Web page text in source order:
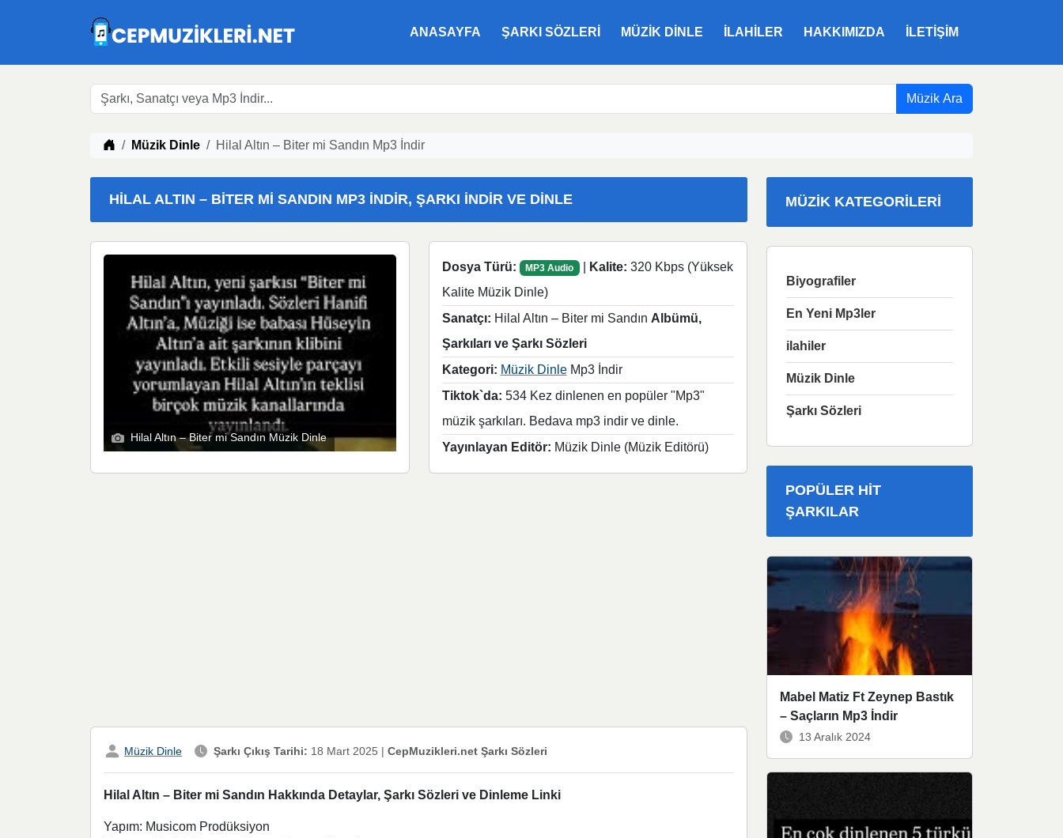
ANASAYFA ŞARKI SÖZLERI MÜZIK DINLE ILAHILER HAKKIMIZDA İLETIŞIM
Müzik Ara
Müzik indir
Müzik Dinle Hilal Altın – Biter mi Sandın Mp3 İndir
HILAL ALTIN – BITER MI SANDIN MP3 İNDIR, ŞARKI İNDIR VE DINLE
Hilal Altın – Biter mi Sandın Müzik Dinle
Dosya Türü: MP3 Audio Kalite: 320 Kbps (Yüksek
Kalite Müzik Dinle)
Sanatçı: Hilal Altın – Biter mi Sandın Albümü,
Şarkıları ve Şarkı Sözleri
Kategori: Müzik DinleMp3 İndir
Tiktok`da: 534 Kez dinlenen en popüler "Mp3"
müzik şarkıları. Bedava mp3 indir ve dinle.
Yayınlayan Editör: Müzik Dinle (Müzik Editörü)
Müzik Dinle Şarkı Çıkış Tarihi: 18 Mart 2025 | CepMuzikleri.net Şarkı Sözleri
Hilal Altın – Biter mi Sandın Hakkında Detaylar, Şarkı Sözleri ve Dinleme Linki
Yapım: Musicom Prodüksiyon
MÜZIK KATEGORILERI
Biyografiler
En Yeni Mp3ler
ilahiler
Müzik Dinle
Şarkı Sözleri
POPÜLER HIT
ŞARKILAR
Mabel Matiz Ft Zeynep Bastık
– Saçların Mp3 İndir
13 Aralık 2024